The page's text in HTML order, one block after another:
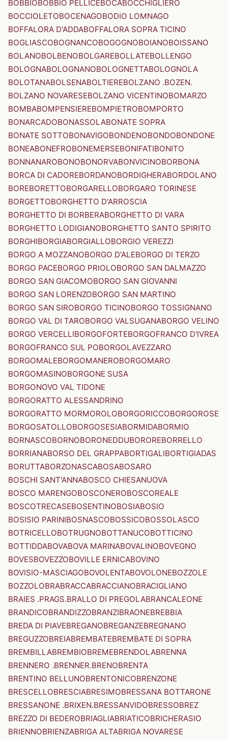
BOBBIOBOBBIO PELLICEBOCABOCCHIGLIERO
BOCCIOLETOBOCENAGOBODIO LOMNAGO
BOFFALORA D'ADDABOFFALORA SOPRA TICINO
BOGLIASCOBOGNANCOBOGOGNOBOIANOBOISSANO
BOLANOBOLBENOBOLGAREBOLLATEBOLLENGO
BOLOGNABOLOGNANOBOLOGNETTABOLOGNOLA
BOLOTANABOLSENABOLTIEREBOLZANO .BOZEN.
BOLZANO NOVARESEBOLZANO VICENTINOBOMARZO
BOMBABOMPENSIEREBOMPIETROBOMPORTO
BONARCADOBONASSOLABONATE SOPRA
BONATE SOTTOBONAVIGOBONDENOBONDOBONDONE
BONEABONEFROBONEMERSEBONIFATIBONITO
BONNANAROBONOBONORVABONVICINOBORBONA
BORCA DI CADOREBORDANOBORDIGHERABORDOLANO
BOREBORETTOBORGARELLOBORGARO TORINESE
BORGETTOBORGHETTO D'ARROSCIA
BORGHETTO DI BORBERABORGHETTO DI VARA
BORGHETTO LODIGIANOBORGHETTO SANTO SPIRITO
BORGHIBORGIABORGIALLOBORGIO VEREZZI
BORGO A MOZZANOBORGO D'ALEBORGO DI TERZO
BORGO PACEBORGO PRIOLOBORGO SAN DALMAZZO
BORGO SAN GIACOMOBORGO SAN GIOVANNI
BORGO SAN LORENZOBORGO SAN MARTINO
BORGO SAN SIROBORGO TICINOBORGO TOSSIGNANO
BORGO VAL DI TAROBORGO VALSUGANABORGO VELINO
BORGO VERCELLIBORGOFORTEBORGOFRANCO D'IVREA
BORGOFRANCO SUL POBORGOLAVEZZARO
BORGOMALEBORGOMANEROBORGOMARO
BORGOMASINOBORGONE SUSA
BORGONOVO VAL TIDONE
BORGORATTO ALESSANDRINO
BORGORATTO MORMOROLOBORGORICCOBORGOROSE
BORGOSATOLLOBORGOSESIABORMIDABORMIO
BORNASCOBORNOBORONEDDUBOROREBORRELLO
BORRIANABORSO DEL GRAPPABORTIGALIBORTIGIADAS
BORUTTABORZONASCABOSABOSARO
BOSCHI SANT'ANNABOSCO CHIESANUOVA
BOSCO MARENGOBOSCONEROBOSCOREALE
BOSCOTRECASEBOSENTINOBOSIABOSIO
BOSISIO PARINIBOSNASCOBOSSICOBOSSOLASCO
BOTRICELLOBOTRUGNOBOTTANUCOBOTTICINO
BOTTIDDABOVABOVA MARINABOVALINOBOVEGNO
BOVESBOVEZZOBOVILLE ERNICABOVINO
BOVISIO-MASCIAGOBOVOLENTABOVOLONEBOZZOLE
BOZZOLOBRABRACCABRACCIANOBRACIGLIANO
BRAIES .PRAGS.BRALLO DI PREGOLABRANCALEONE
BRANDICOBRANDIZZOBRANZIBRAONEBREBBIA
BREDA DI PIAVEBREGANOBREGANZEBREGNANO
BREGUZZOBREIABREMBATEBREMBATE DI SOPRA
BREMBILLABREMBIOBREMEBRENDOLABRENNA
BRENNERO .BRENNER.BRENOBRENTA
BRENTINO BELLUNOBRENTONICOBRENZONE
BRESCELLOBRESCIABRESIMOBRESSANA BOTTARONE
BRESSANONE .BRIXEN.BRESSANVIDOBRESSOBREZ
BREZZO DI BEDEROBRIAGLIABRIATICOBRICHERASIO
BRIENNOBRIENZABRIGA ALTABRIGA NOVARESE